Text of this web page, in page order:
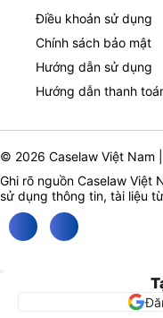
Điều khoản sử dụng
Chính sách bảo mật
Hướng dẫn sử dụng
Hướng dẫn thanh
© 2026 Caselaw Việt Nam
Ghi rõ nguồn Caselaw Việt
sử dụng thông tin, tài liệu